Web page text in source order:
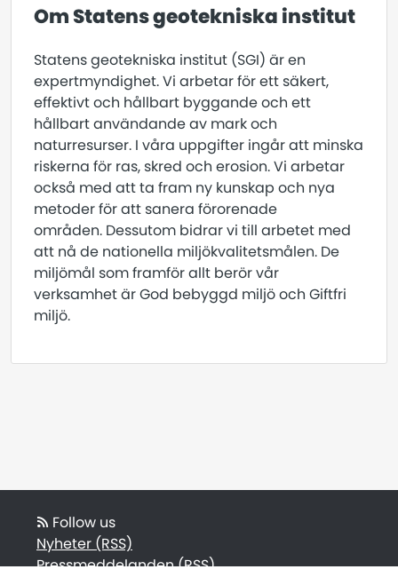
Om Statens geotekniska institut
Statens geotekniska institut (SGI) är en
expertmyndighet. Vi arbetar för ett säkert,
effektivt och hållbart byggande och ett
hållbart användande av mark och
naturresurser. I våra uppgifter ingår att minska
riskerna för ras, skred och erosion. Vi arbetar
också med att ta fram ny kunskap och nya
metoder för att sanera förorenade
områden. Dessutom bidrar vi till arbetet med
att nå de nationella miljökvalitetsmålen. De
miljömål som framför allt berör vår
verksamhet är God bebyggd miljö och Giftfri
miljö.
Follow us
Nyheter (RSS)
Pressmeddelanden (RSS)